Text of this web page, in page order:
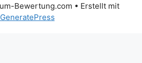
Bewertung.com • Erstellt mit
GeneratePress